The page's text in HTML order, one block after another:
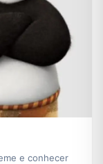
e conhecer